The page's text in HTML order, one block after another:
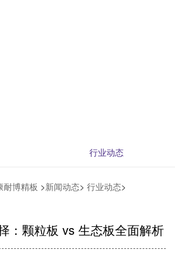
行业动态
耐博精板 >新闻动态> 行业动态>
：颗粒板 vs 生态板全面解析